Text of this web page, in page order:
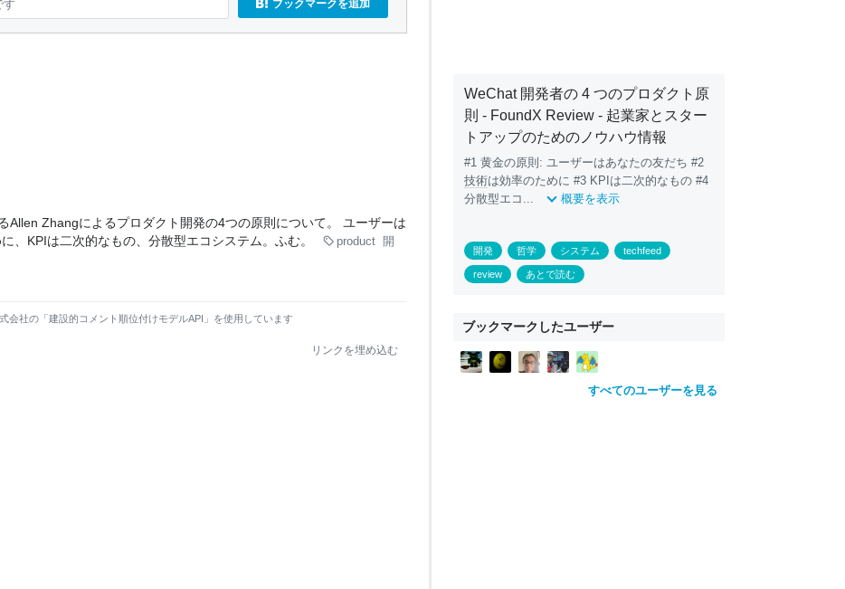
す ブックマークを追加
Allen Zhangによるプロダクト開発の4つの原則について。 ユーザーは
、KPIは二次的なもの、分散型エコシステム。ふむ。
product
開
会社の「建設的コメント順位付けモデルAPI」を使用しています
リンクを埋め込む
WeChat 開発者の 4 つのプロダクト原
則 - FoundX Review - 起業家とスター
トアップのためのノウハウ情報
#1 黄金の原則: ユーザーはあなたの友だち #2
技術は効率のために #3 KPIは二次的なもの #4
分散型エコ...
概要を表示
開発 哲学 システム techfeed
review あとで読む
ブックマークしたユーザー
すべてのユーザーを見る